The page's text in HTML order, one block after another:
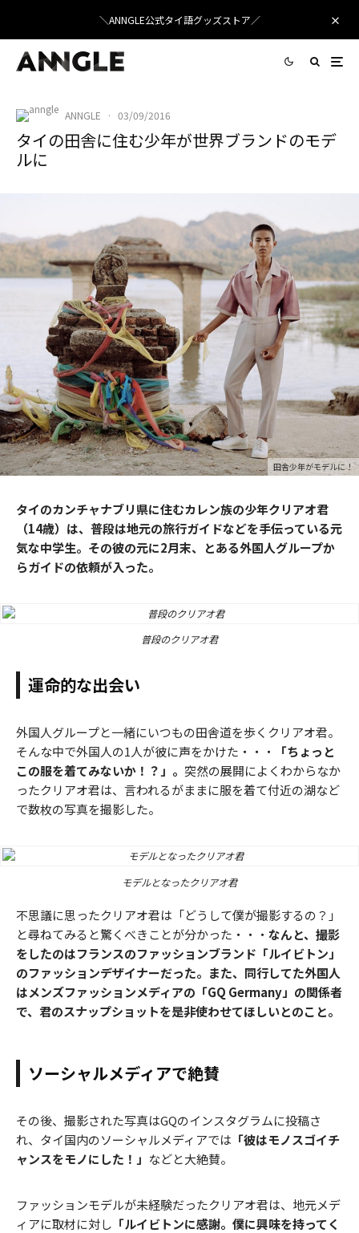
＼ANNGLE公式タイ語グッズストア／
ANNGLE · 03/09/2016
タイの田舎に住む少年が世界ブランドのモデ
ルに
田舎少年がモデルに！
タイのカンチャナブリ県に住むカレン族の少年クリアオ君
（14歳）は、普段は地元の旅行ガイドなどを手伝っている元
気な中学生。その彼の元に2月末、とある外国人グループか
らガイドの依頼が入った。
普段のクリアオ君
運命的な出会い
外国人グループと一緒にいつもの田舎道を歩くクリアオ君。
そんな中で外国人の1人が彼に声をかけた・・・
「ちょっと
この服を着てみないか！？」。 突然の展開によくわからなか
ったクリアオ君は、言われるがままに服を着て付近の湖など
で数枚の写真を撮影した。
モデルとなったクリアオ君
不思議に思ったクリアオ君は「どうして僕が撮影するの？」
と尋ねてみると驚くべきことが分かった・・・ なんと、撮影
をしたのはフランスのファッションブランド「ルイビトン」
のファッションデザイナーだった。また、同行してた外国人
はメンズファッションメディアの「GQ Germany」の関係者
で、君のスナップショットを是非使わせてほしいとのこと。
ソーシャルメディアで絶賛
その後、撮影された写真はGQのインスタグラムに投稿さ
れ、タイ国内のソーシャルメディアでは 「彼はモノスゴイチ
ャンスをモノにした！」 などと大絶賛。
ファッションモデルが未経験だったクリアオ君は、地元メデ
ィアに取材に対し 「ルイビトンに感謝。僕に興味を持ってく